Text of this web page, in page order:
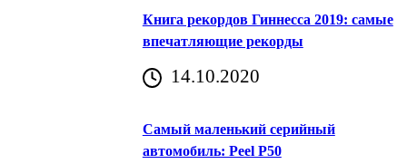
Книга рекордов Гиннесса 2019: самые
впечатляющие рекорды
14.10.2020
Самый маленький серийный
автомобиль: Peel P50